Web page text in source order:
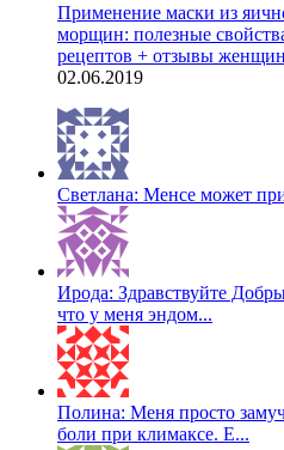
Применение маски из
морщин: полезные
рецептов + отзывы женщин
02.06.2019
Светлана: Менсе может
Ирода: Здравствуйте
что у меня эндом...
Полина: Меня просто
боли при климаксе. Е...